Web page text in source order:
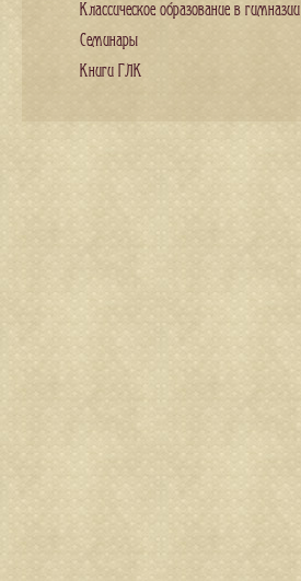
Классическое образование в гимназии
Семинары
Книги ГЛК